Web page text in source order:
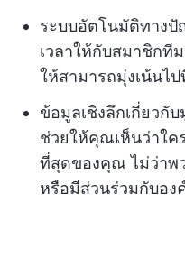
ระบบอัตโนมัติทาง
เวลาให้กับสมาชิกที
ให้สามารถมุ่งเน้นไ
ข้อมูลเชิงลึกเกี่ยวกั
ช่วยให้คุณเห็นว่าใ
ที่สุดของคุณ ไม่ว่าพ
หรือมีส่วนร่วมกับอง